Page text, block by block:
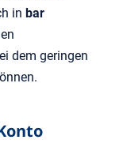
in bar
dem geringen